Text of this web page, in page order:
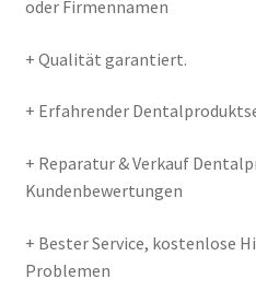
oder Firmennamen
+ Qualität garantiert.
+ Erfahrender
+ Reparatur & Verkauf
Kundenbewertungen
+ Bester Service, kostenlose
Problemen